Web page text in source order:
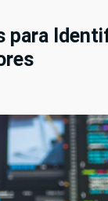
para